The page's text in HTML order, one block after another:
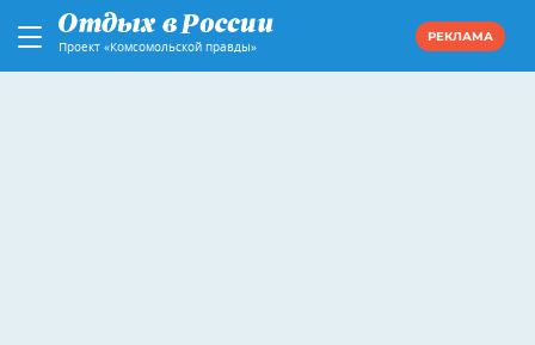
Проект «Комсомольской правды»
РЕКЛАМА